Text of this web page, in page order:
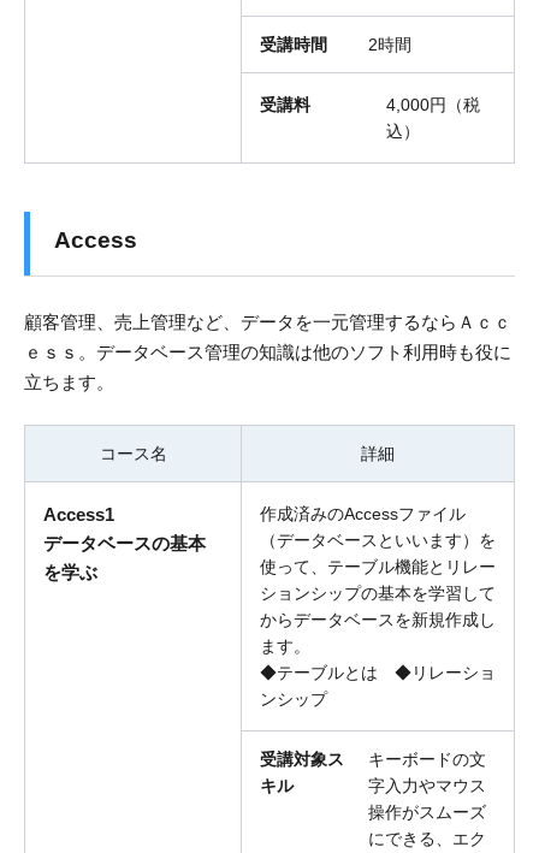
受講時間 2時間
受講料
4,000円（税
込）
Access
顧客管理、売上管理など、データを一元管理するならＡｃｃ
ｅｓｓ。データベース管理の知識は他のソフト利用時も役に
立ちます。
コース名 詳細
Access1
データベースの基本
を学ぶ
作成済みのAccessファイル
（データベースといいます）を
使って、テーブル機能とリレー
ションシップの基本を学習して
からデータベースを新規作成し
ます。
◆テーブルとは ◆リレーショ
ンシップ
受講対象ス
キル
キーボードの文
字入力やマウス
操作がスムーズ
にできる、エク